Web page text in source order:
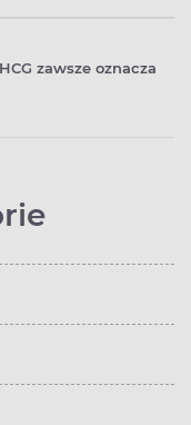
zawsze oznacza